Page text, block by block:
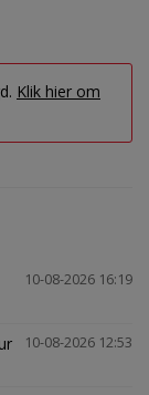
Klik hier om
10-08-2026 16:19
10-08-2026 12:53